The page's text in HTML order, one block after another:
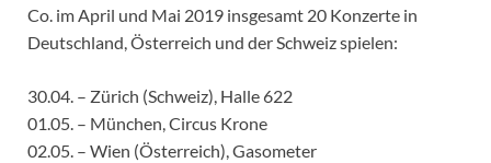
Co. im April und Mai 2019 insgesamt 20 Konzerte in
Deutschland, Österreich und der Schweiz spielen:
30.04. – Zürich (Schweiz), Halle 622
01.05. – München, Circus Krone
02.05. – Wien (Österreich), Gasometer